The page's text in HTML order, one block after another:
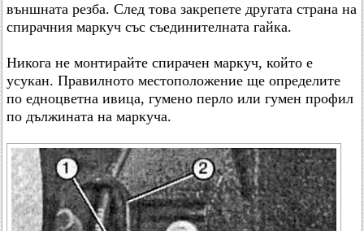
външната резба. След това закрепете другата страна на
спирачния маркуч със съединителната гайка.
Никога не монтирайте спирачен маркуч, който е
усукан. Правилното местоположение ще определите
по едноцветна ивица, гумено перло или гумен профил
по дължината на маркуча.